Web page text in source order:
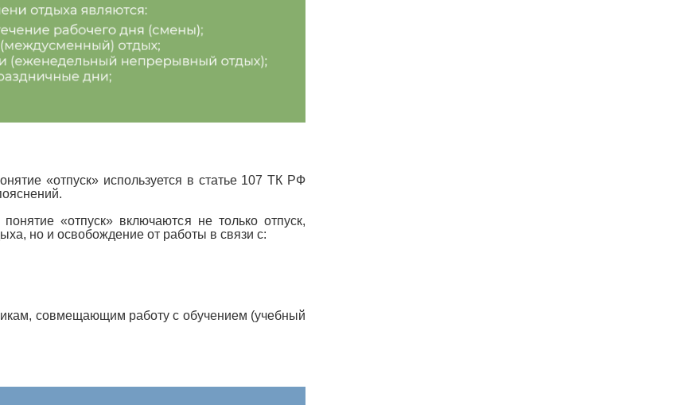
«отпуск» используется в статье 107 ТК РФ
«отпуск» включаются не только отпуск,
но и освобождение от работы в связи с:
совмещающим работу с обучением (учебный